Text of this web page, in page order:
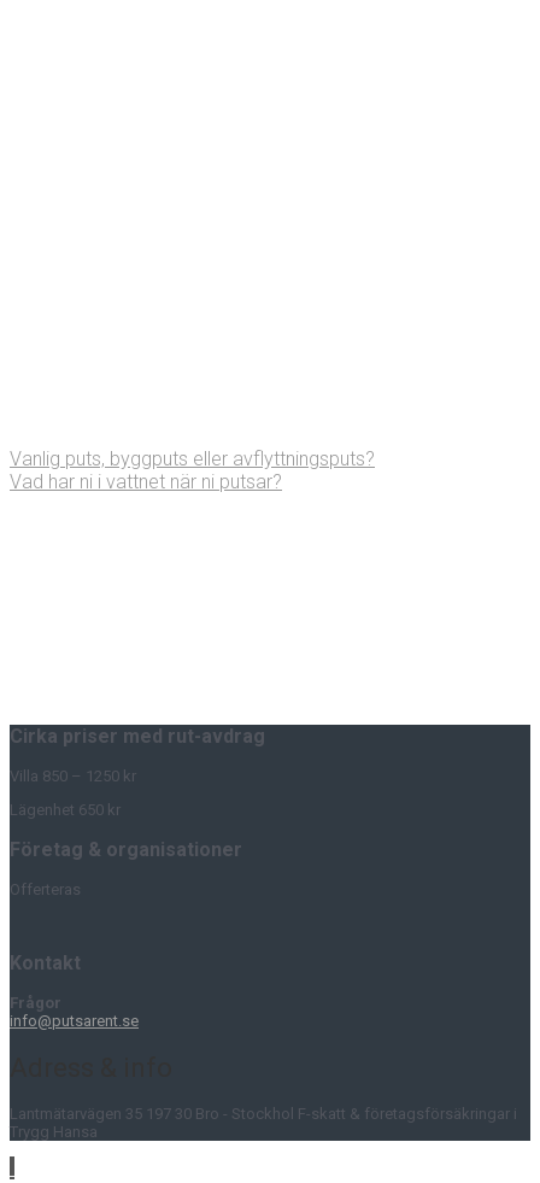
Vanlig puts, byggputs eller avflyttningsputs?
Vad har ni i vattnet när ni putsar?
Cirka priser med rut-avdrag
Villa 850 – 1250 kr
Lägenhet 650 kr
Företag & organisationer
Offerteras
Kontakt
Frågor
info@putsarent.se
Lantmätarvägen 35 197 30 Bro - Stockhol F-skatt & företagsförsäkringar i
Trygg Hansa